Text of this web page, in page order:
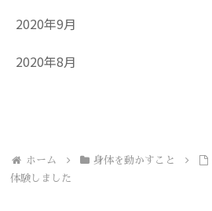
2020年9月
2020年8月
ホーム 身体を動かすこと
体験しました